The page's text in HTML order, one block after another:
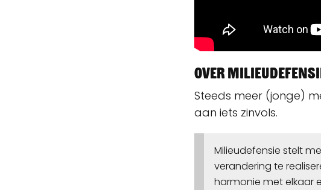
Over
Steeds meer (jonge)
aan iets zinvols.
Milieudefensie stelt
verandering te
harmonie met elkaar